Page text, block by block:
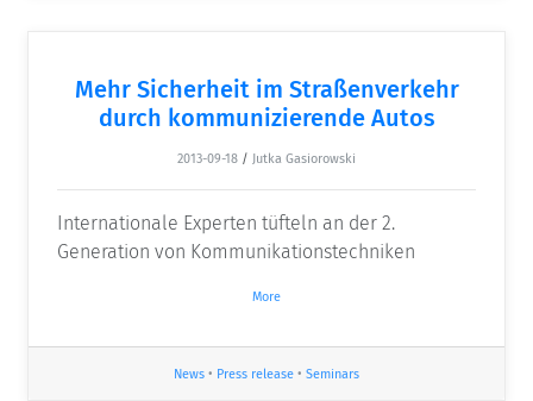
Mehr Sicherheit im Straßenverkehr
durch kommunizierende Autos
2013-09-18 / Jutka Gasiorowski
Internationale Experten tüfteln an der 2.
Generation von Kommunikationstechniken
More
News • Press release • Seminars